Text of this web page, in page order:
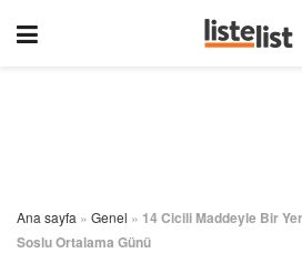
Ana sayfa » Genel » 14 Cicili Maddeyle Bir
Soslu Ortalama Günü